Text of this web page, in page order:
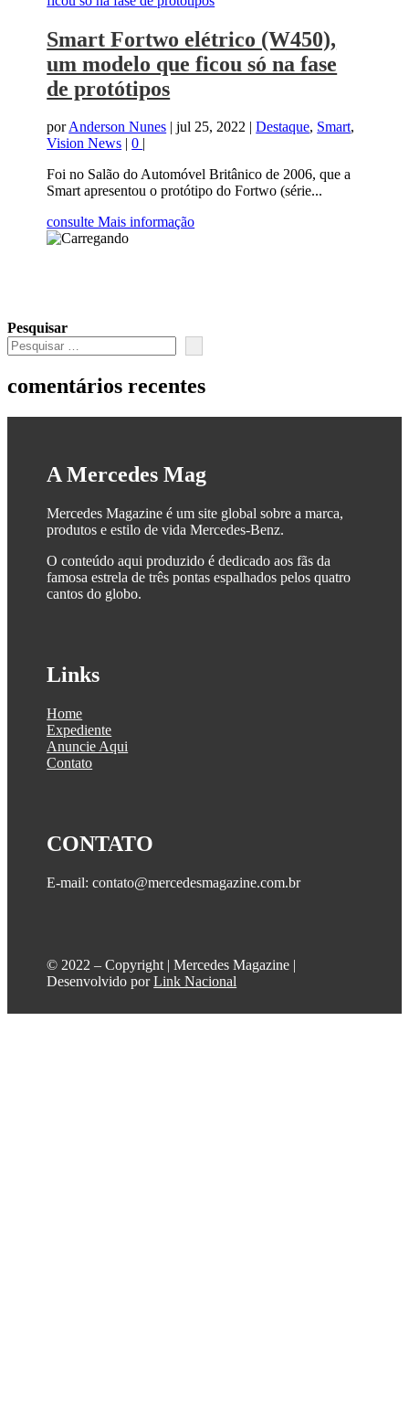
Smart Fortwo elétrico (W450),
um modelo que ficou só na fase
de protótipos
porAnderson Nunes |jul 25, 2022 |Destaque, Smart,
Vision News |0 |
Foi no Salão do Automóvel Britânico de 2006, que a
Smart apresentou o protótipo do Fortwo (série...
consulte Mais informação
Pesquisar
comentários recentes
A Mercedes Mag
Mercedes Magazine é um site global sobre a marca,
produtos e estilo de vida Mercedes-Benz.
O conteúdo aqui produzido é dedicado aos fãs da
famosa estrela de três pontas espalhados pelos quatro
cantos do globo.
Links
Home
Expediente
Anuncie Aqui
Contato
CONTATO
E-mail: contato@mercedesmagazine.com.br
©️ 2022 – Copyright | Mercedes Magazine |
Desenvolvido porLink Nacional